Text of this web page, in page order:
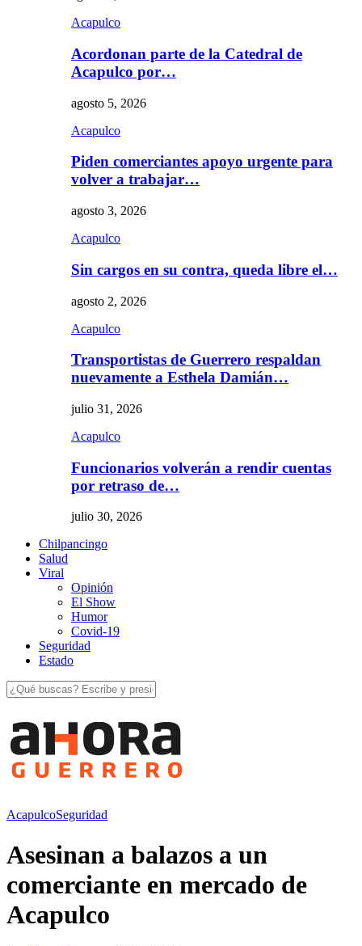
Acapulco
Acordonan parte de la Catedral de
Acapulco por…
agosto 5, 2026
Acapulco
Piden comerciantes apoyo urgente para
volver a trabajar…
agosto 3, 2026
Acapulco
Sin cargos en su contra, queda libre el…
agosto 2, 2026
Acapulco
Transportistas de Guerrero respaldan
nuevamente a Esthela Damián…
julio 31, 2026
Acapulco
Funcionarios volverán a rendir cuentas
por retraso de…
julio 30, 2026
Chilpancingo
Salud
Viral
Opinión
El Show
Humor
Covid-19
Seguridad
Estado
AcapulcoSeguridad
Asesinan a balazos a un
comerciante en mercado de
Acapulco